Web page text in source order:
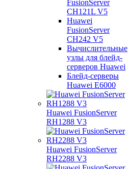
FusionServer
CH121L V5
Huawei
FusionServer
CH242 V5
Вычислительные
узлы для блейд-
серверов Huawei
Блейд-серверы
Huawei E6000
Huawei FusionServer
RH1288 V3
Huawei FusionServer
RH2288 V3